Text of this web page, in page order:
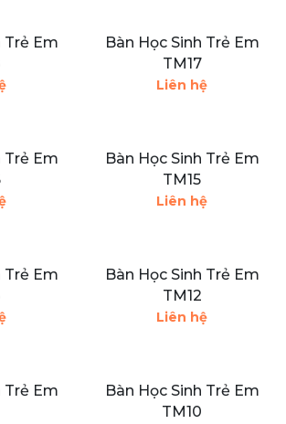
Trẻ Em
Bàn Học Sinh Trẻ Em
TM17
Liên hệ
Trẻ Em
Bàn Học Sinh Trẻ Em
TM15
Liên hệ
Trẻ Em
Bàn Học Sinh Trẻ Em
TM12
Liên hệ
Trẻ Em
Bàn Học Sinh Trẻ Em
TM10